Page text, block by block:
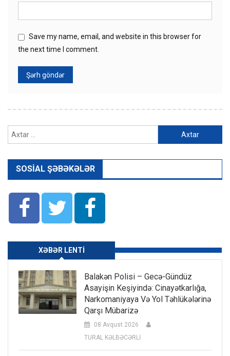
Save my name, email, and website in this browser for
the next time I comment.
SOSIAL ŞƏBƏKƏLƏR
XƏBƏR LENTI
Balakən Polisi – Gecə-Gündüz
Asayişin Keşiyində: Cinayətkarlığa,
Narkomaniyaya Və Yol Təhlükələrinə
Qarşı Mübarizə
08 Avqust 2026
TURAL KƏLBƏCƏRLİ